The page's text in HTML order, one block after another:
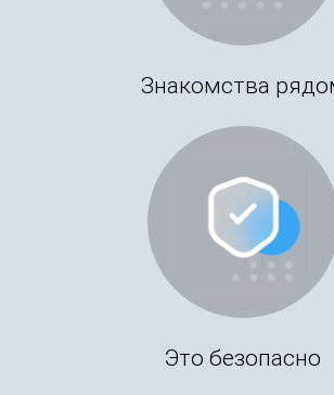
Знакомства
Это безопасно